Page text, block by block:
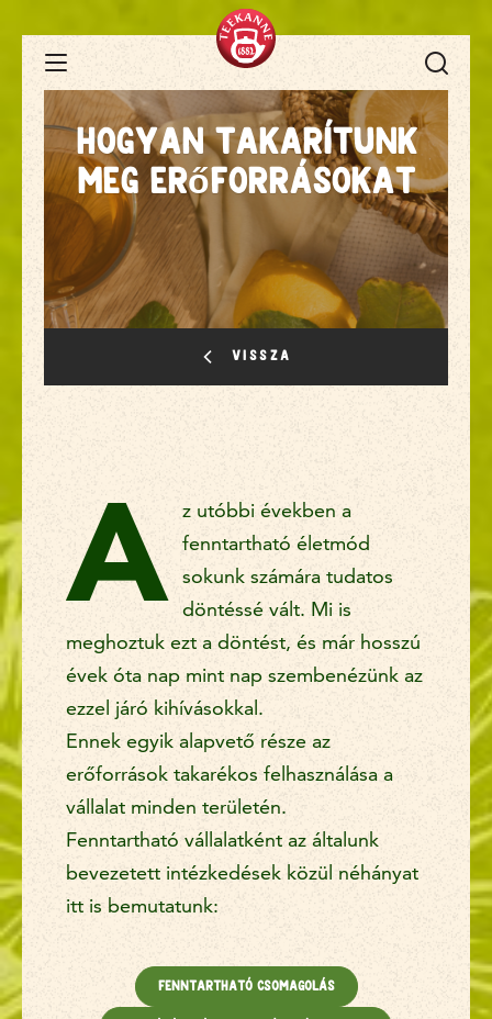
Open Navigation
Hogyan takarítunk
meg erőforrásokat
VISSZA
A termőföldtől a csészéig
Hogyan takarítunk meg
erőforrásokat
Társadalmi elköteleződés és
partnerségek
A z utóbbi években a
fenntartható életmód
sokunk számára tudatos
döntéssé vált. Mi is
meghoztuk ezt a döntést, és már hosszú
évek óta nap mint nap szembenézünk az
ezzel járó kihívásokkal.
Ennek egyik alapvető része az
erőforrások takarékos felhasználása a
vállalat minden területén.
Fenntartható vállalatként az általunk
bevezetett intézkedések közül néhányat
itt is bemutatunk:
Fenntartható csomagolás